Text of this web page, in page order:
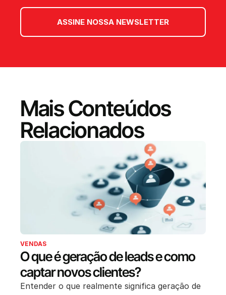
ASSINE NOSSA NEWSLETTER
Mais Conteúdos
Relacionados
VENDAS
O que é geração de leads e como
captar novos clientes?
Entender o que realmente significa geração de